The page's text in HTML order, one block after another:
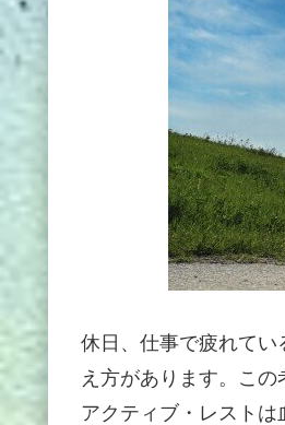
休日、仕事で疲れて
え方があります。こ
アクティブ・レスト